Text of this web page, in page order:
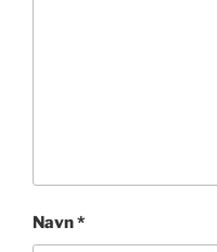
Navn*